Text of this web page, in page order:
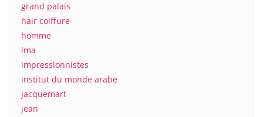
grand palais
hair coiffure
homme
ima
impressionnistes
institut du monde arabe
jacquemart
jean